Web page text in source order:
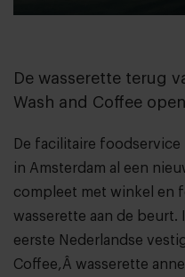
De wasserette terug
Wash and Coffee
De facilitaire
in Amsterdam al een
compleet met winkel en
wasserette aan de beurt.
eerste Nederlandse
Coffee,Â wasserette